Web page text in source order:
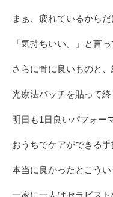
まぁ、疲れているからだ
「気持ちいい。」と言
さらに骨に良いものと
光療法パッチを貼って終
明日も1日良いパフォー
おうちでケアができる手
本当に良かったとこうい
一家に一人はセラピスト